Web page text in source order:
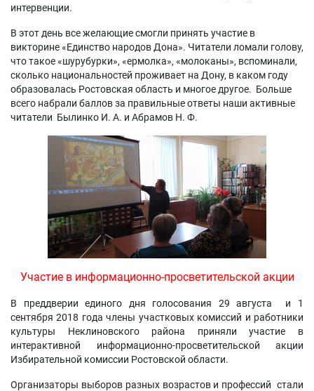
интервенции.
В этот день все желающие смогли принять участие в
викторине «Единство народов Дона». Читатели ломали голову,
что такое «шурубурки», «ермолка», «молоканы», вспоминали,
сколько национальностей проживает на Дону, в каком году
образовалась Ростовская область и многое другое. Больше
всего набрали баллов за правильные ответы наши активные
читатели Былинко И. А. и Абрамов Н. Ф.
Участие в информационно-просветительской акции
В преддверии единого дня голосования 29 августа и 1
сентября 2018 года члены участковых комиссий и работники
культуры Неклиновского района приняли участие в
интерактивной информационно-просветительской акции
Избирательной комиссии Ростовской области.
Организаторы выборов разных возрастов и профессий стали